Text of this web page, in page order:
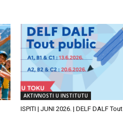
AKTIVNOSTI U INSTITUTU
ISPITI | JUNI 2026. | DELF DALF Tout